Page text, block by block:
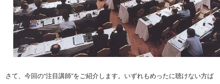
さて、今回の“注目講師”をご紹介します。いずれもめったに聴けない方ば